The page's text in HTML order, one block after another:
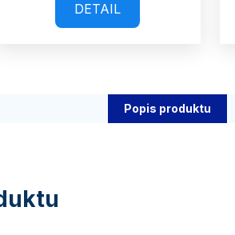
DETAIL
Popis produktu